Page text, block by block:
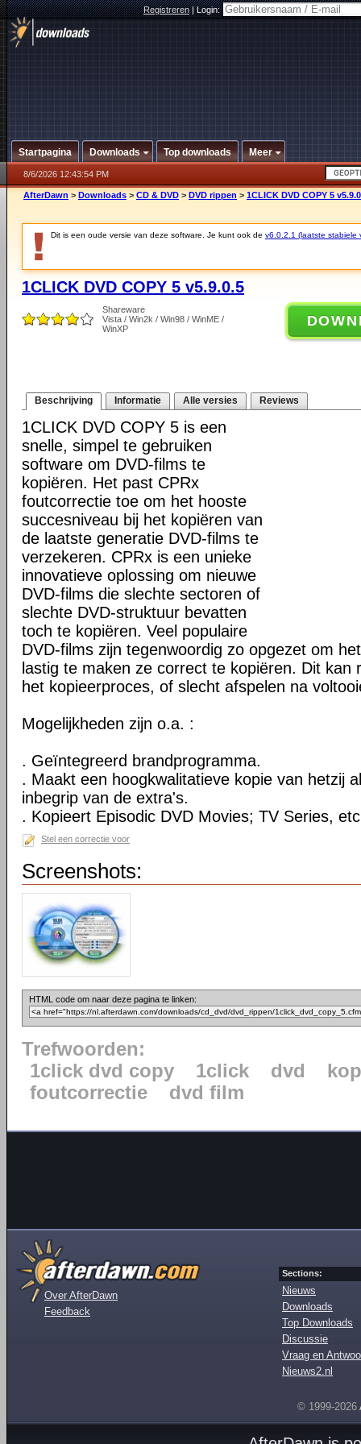
Registreren|Login:
Startpagina Downloads Top downloads Meer
8/6/2026 12:43:54 PM
AfterDawn > Downloads > CD & DVD > DVD rippen > 1CLICK DVD COPY 5
Dit is een oude versie van deze software. Je kunt ook de v6.0.2.1 (laatste stabiele
1CLICK DVD COPY 5 v5.9.0.5
Shareware
Vista / Win2k / Win98 / WinME /
WinXP
Beschrijving Informatie Alle versies Reviews
1CLICK DVD COPY 5 is een
snelle, simpel te gebruiken
software om DVD-films te
kopiëren. Het past CPRx
foutcorrectie toe om het hooste
succesniveau bij het kopiëren van
de laatste generatie DVD-films te
verzekeren. CPRx is een unieke
innovatieve oplossing om nieuwe
DVD-films die slechte sectoren of
slechte DVD-struktuur bevatten
toch te kopiëren. Veel populaire
DVD-films zijn tegenwoordig zo opgezet om
lastig te maken ze correct te kopiëren. Dit kan
het kopieerproces, of slecht afspelen na
Mogelijkheden zijn o.a. :
. Geïntegreerd brandprogramma.
. Maakt een hoogkwalitatieve kopie van hetzij
inbegrip van de extra's.
. Kopieert Episodic DVD Movies; TV Series,
Stel een correctie voor
Screenshots:
HTML code om naar deze pagina te linken:
Trefwoorden:
1click dvd copy
1click dvd
foutcorrectie
dvd film
Over AfterDawn
Feedback
Sections:
Nieuws
Downloads
Top Downloads
Discussie
Vraag en
Nieuws2.nl
© 1999-2026